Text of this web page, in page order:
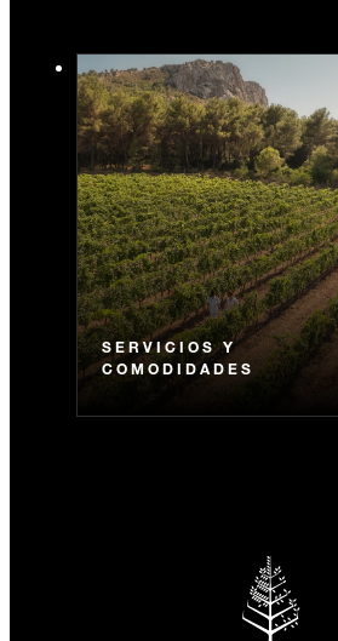
SERVICIOS Y
COMODIDADES